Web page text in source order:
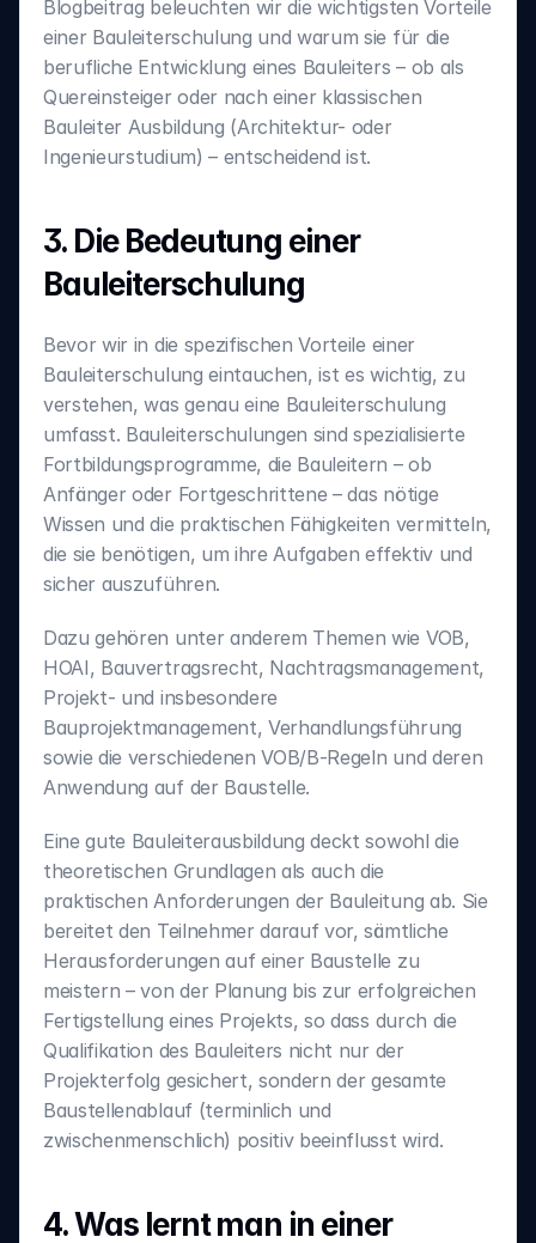
Blogbeitrag beleuchten wir die wichtigsten Vorteile
einer Bauleiterschulung und warum sie für die
berufliche Entwicklung eines Bauleiters – ob als
Quereinsteiger oder nach einer klassischen
Bauleiter Ausbildung (Architektur- oder
Ingenieurstudium) – entscheidend ist.
3. Die Bedeutung einer
Bauleiterschulung
Bevor wir in die spezifischen Vorteile einer
Bauleiterschulung eintauchen, ist es wichtig, zu
verstehen, was genau eine Bauleiterschulung
umfasst. Bauleiterschulungen sind spezialisierte
Fortbildungsprogramme, die Bauleitern – ob
Anfänger oder Fortgeschrittene – das nötige
Wissen und die praktischen Fähigkeiten vermitteln,
die sie benötigen, um ihre Aufgaben effektiv und
sicher auszuführen.
Dazu gehören unter anderem Themen wie VOB,
HOAI, Bauvertragsrecht, Nachtragsmanagement,
Projekt- und insbesondere
Bauprojektmanagement, Verhandlungsführung
sowie die verschiedenen VOB/B-Regeln und deren
Anwendung auf der Baustelle.
Eine gute Bauleiterausbildung deckt sowohl die
theoretischen Grundlagen als auch die
praktischen Anforderungen der Bauleitung ab. Sie
bereitet den Teilnehmer darauf vor, sämtliche
Herausforderungen auf einer Baustelle zu
meistern – von der Planung bis zur erfolgreichen
Fertigstellung eines Projekts, so dass durch die
Qualifikation des Bauleiters nicht nur der
Projekterfolg gesichert, sondern der gesamte
Baustellenablauf (terminlich und
zwischenmenschlich) positiv beeinflusst wird.
4. Was lernt man in einer